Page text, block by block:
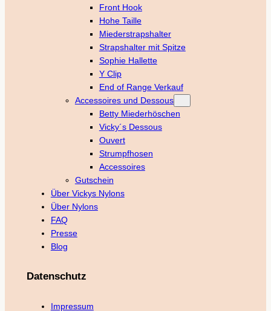
Front Hook
Hohe Taille
Miederstrapshalter
Strapshalter mit Spitze
Sophie Hallette
Y Clip
End of Range Verkauf
Accessoires und Dessous
Betty Miederhöschen
Vicky´s Dessous
Ouvert
Strumpfhosen
Accessoires
Gutschein
Über Vickys Nylons
Über Nylons
FAQ
Presse
Blog
Datenschutz
Impressum